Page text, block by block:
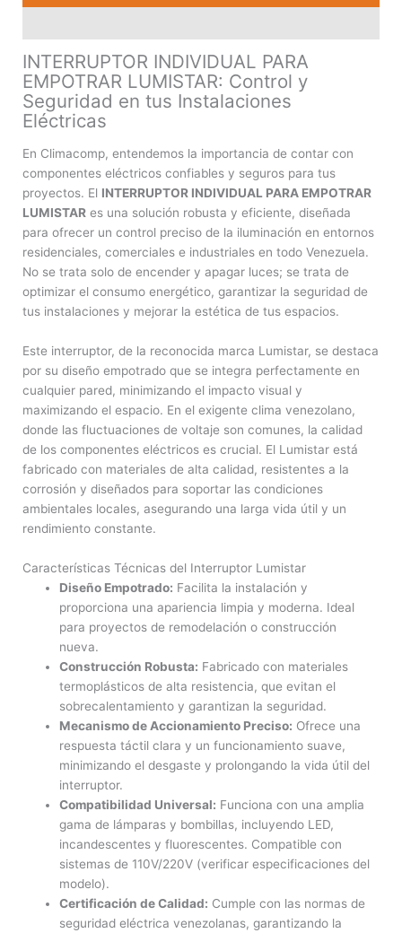
INTERRUPTOR INDIVIDUAL PARA
EMPOTRAR LUMISTAR: Control y
Seguridad en tus Instalaciones
Eléctricas
En Climacomp, entendemos la importancia de contar con
componentes eléctricos confiables y seguros para tus
proyectos. El INTERRUPTOR INDIVIDUAL PARA EMPOTRAR
LUMISTAR es una solución robusta y eficiente, diseñada
para ofrecer un control preciso de la iluminación en entornos
residenciales, comerciales e industriales en todo Venezuela.
No se trata solo de encender y apagar luces; se trata de
optimizar el consumo energético, garantizar la seguridad de
tus instalaciones y mejorar la estética de tus espacios.
Este interruptor, de la reconocida marca Lumistar, se destaca
por su diseño empotrado que se integra perfectamente en
cualquier pared, minimizando el impacto visual y
maximizando el espacio. En el exigente clima venezolano,
donde las fluctuaciones de voltaje son comunes, la calidad
de los componentes eléctricos es crucial. El Lumistar está
fabricado con materiales de alta calidad, resistentes a la
corrosión y diseñados para soportar las condiciones
ambientales locales, asegurando una larga vida útil y un
rendimiento constante.
Características Técnicas del Interruptor Lumistar
Diseño Empotrado: Facilita la instalación y
proporciona una apariencia limpia y moderna. Ideal
para proyectos de remodelación o construcción
nueva.
Construcción Robusta: Fabricado con materiales
termoplásticos de alta resistencia, que evitan el
sobrecalentamiento y garantizan la seguridad.
Mecanismo de Accionamiento Preciso: Ofrece una
respuesta táctil clara y un funcionamiento suave,
minimizando el desgaste y prolongando la vida útil del
interruptor.
Compatibilidad Universal: Funciona con una amplia
gama de lámparas y bombillas, incluyendo LED,
incandescentes y fluorescentes. Compatible con
sistemas de 110V/220V (verificar especificaciones del
modelo).
Certificación de Calidad: Cumple con las normas de
seguridad eléctrica venezolanas, garantizando la